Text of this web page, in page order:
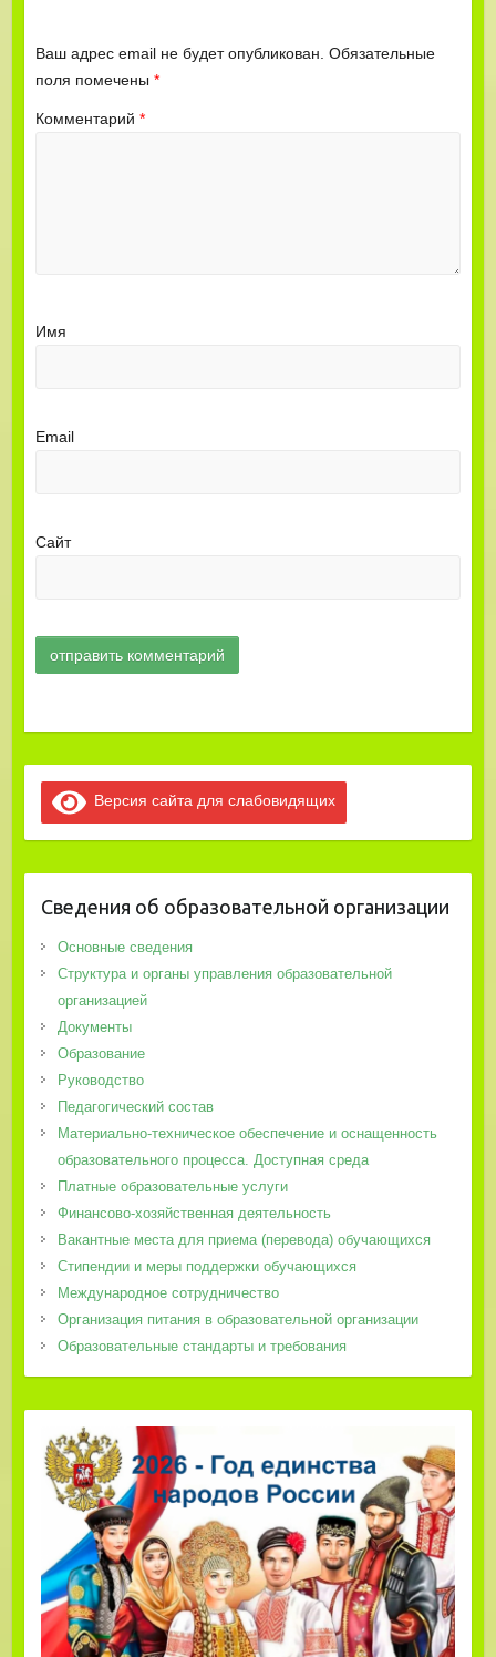
Ваш адрес email не будет опубликован. Обязательные
поля помечены *
Комментарий *
Имя
Email
Сайт
Версия сайта для слабовидящих
Сведения об образовательной организации
Основные сведения
Структура и органы управления образовательной
организацией
Документы
Образование
Руководство
Педагогический состав
Материально-техническое обеспечение и оснащенность
образовательного процесса. Доступная среда
Платные образовательные услуги
Финансово-хозяйственная деятельность
Вакантные места для приема (перевода) обучающихся
Стипендии и меры поддержки обучающихся
Международное сотрудничество
Организация питания в образовательной организации
Образовательные стандарты и требования